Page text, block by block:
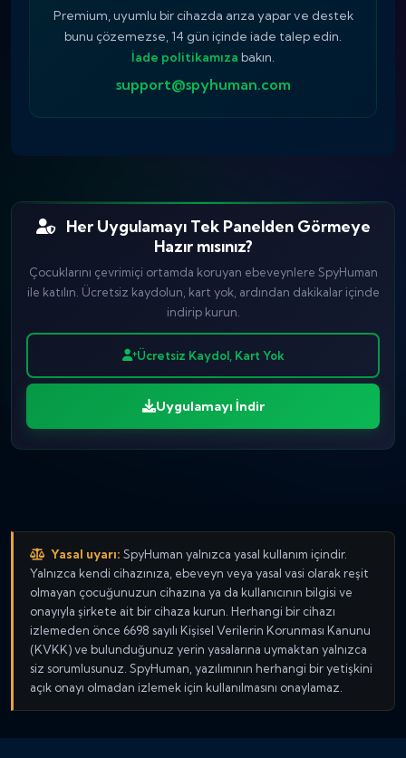
Premium, uyumlu bir cihazda arıza yapar ve destek
bunu çözemezse, 14 gün içinde iade talep edin.
İade politikamıza bakın.
support@spyhuman.com
Her Uygulamayı Tek Panelden Görmeye
Hazır mısınız?
Çocuklarını çevrimiçi ortamda koruyan ebeveynlere SpyHuman
ile katılın. Ücretsiz kaydolun, kart yok, ardından dakikalar içinde
indirip kurun.
Ücretsiz Kaydol, Kart Yok
Uygulamayı İndir
Yasal uyarı: SpyHuman yalnızca yasal kullanım içindir.
Yalnızca kendi cihazınıza, ebeveyn veya yasal vasi olarak reşit
olmayan çocuğunuzun cihazına ya da kullanıcının bilgisi ve
onayıyla şirkete ait bir cihaza kurun. Herhangi bir cihazı
izlemeden önce 6698 sayılı Kişisel Verilerin Korunması Kanunu
(KVKK) ve bulunduğunuz yerin yasalarına uymaktan yalnızca
siz sorumlusunuz. SpyHuman, yazılımının herhangi bir yetişkini
açık onayı olmadan izlemek için kullanılmasını onaylamaz.